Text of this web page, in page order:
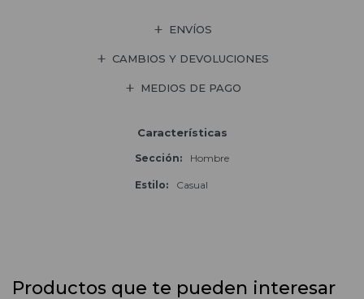
ENVÍOS
CAMBIOS Y DEVOLUCIONES
MEDIOS DE PAGO
Características
Sección Hombre
Estilo Casual
Productos que te pueden interesar